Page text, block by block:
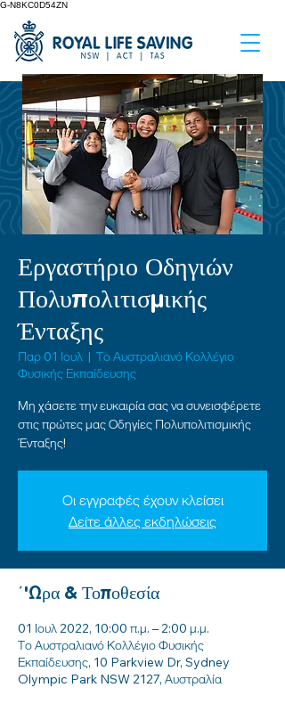
G-N8KC0D54ZN
Εργαστήριο Οδηγιών
Πολυπολιτισμικής
Ένταξης
Παρ 01 Ιουλ
  |
Το Αυστραλιανό Κολλέγιο
Φυσικής Εκπαίδευσης
Μη χάσετε την ευκαιρία σας να συνεισφέρετε
στις πρώτες μας Οδηγίες Πολυπολιτισμικής
Ένταξης!
Οι εγγραφές έχουν κλείσει
Δείτε άλλες εκδηλώσεις
΄'Ωρα & Τοποθεσία
01 Ιουλ 2022, 10:00 π.μ. – 2:00 μ.μ.
Το Αυστραλιανό Κολλέγιο Φυσικής
Εκπαίδευσης, 10 Parkview Dr, Sydney
Olympic Park NSW 2127, Αυστραλία